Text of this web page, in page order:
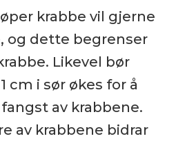
krabbe vil gjerne
og dette begrenser
Likevel bør
cm i sør økes for å
av krabbene.
av krabbene bidrar